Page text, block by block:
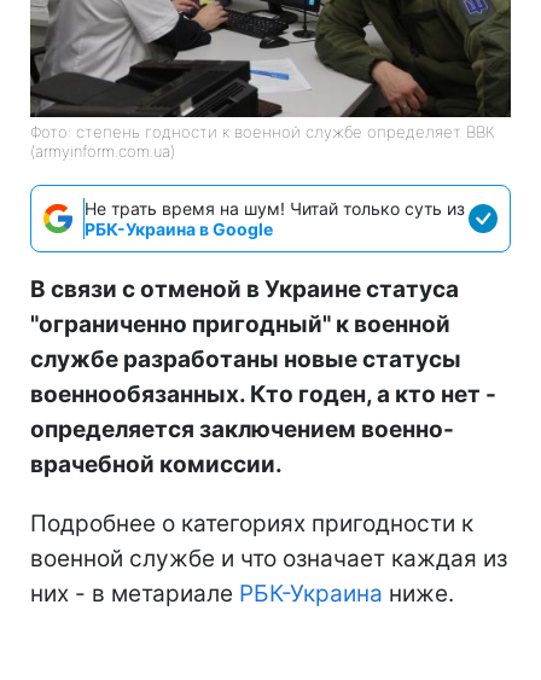
Фото: степень годности к военной службе определяет ВВК
(armyinform.com.ua)
Не трать время на шум! Читай только суть из
РБК-Украина в Google
В связи с отменой в Украине статуса
"ограниченно пригодный" к военной
службе разработаны новые статусы
военнообязанных. Кто годен, а кто нет -
определяется заключением военно-
врачебной комиссии.
Подробнее о категориях пригодности к
военной службе и что означает каждая из
них - в метариале РБК-Украина ниже.